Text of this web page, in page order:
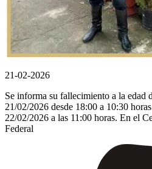
21-02-2026
Se informa su fallecimiento a la
21/02/2026 desde 18:00 a 10:30
22/02/2026 a las 11:00 horas. En el
Federal